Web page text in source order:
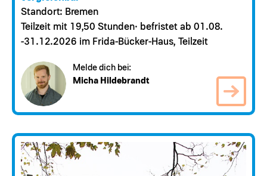
Standort: Bremen
Teilzeit mit 19,50 Stunden· befristet ab 01.08.
-31.12.2026 im Frida-Bücker-Haus, Teilzeit
Melde dich bei:
Micha Hildebrandt